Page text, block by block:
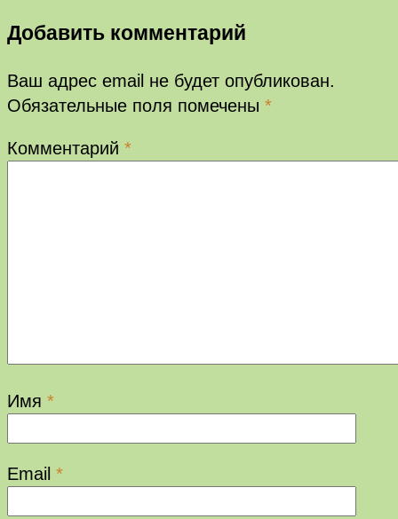
Добавить комментарий
Ваш адрес email не будет опубликован.
Обязательные поля помечены *
Комментарий *
Имя *
Email *